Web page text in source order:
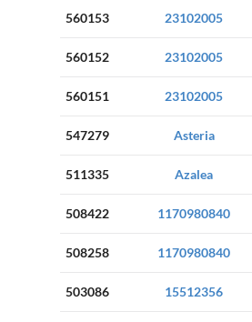
560153 23102005
560152 23102005
560151 23102005
547279 Asteria
511335 Azalea
508422 1170980840
508258 1170980840
503086 15512356